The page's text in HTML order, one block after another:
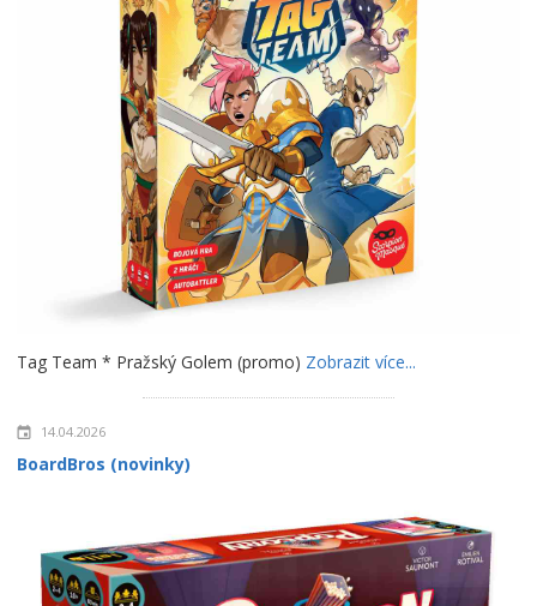
Tag Team * Pražský Golem (promo) Zobrazit více...
14.04.2026
BoardBros (novinky)